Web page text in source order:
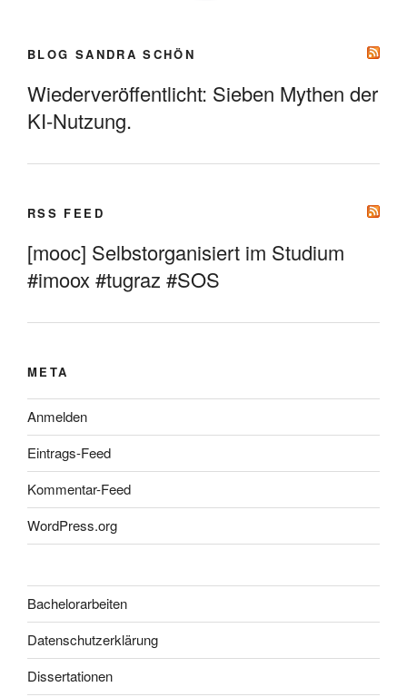
BLOG SANDRA SCHÖN
Wiederveröffentlicht: Sieben Mythen der
KI-Nutzung.
RSS FEED
[mooc] Selbstorganisiert im Studium
#imoox #tugraz #SOS
META
Anmelden
Eintrags-Feed
Kommentar-Feed
WordPress.org
Bachelorarbeiten
Datenschutzerklärung
Dissertationen